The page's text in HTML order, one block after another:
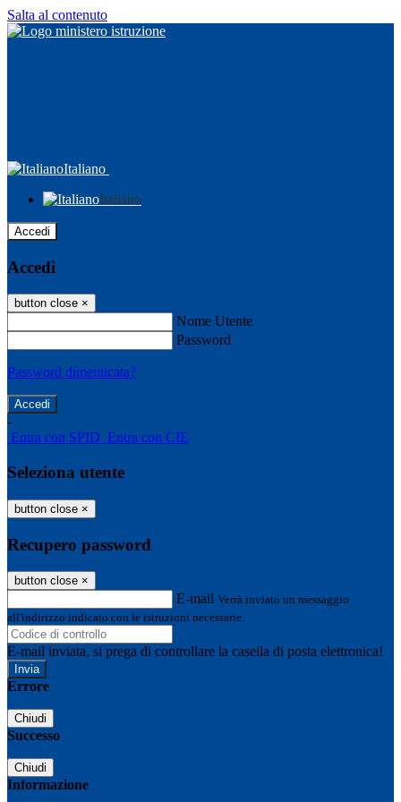
Salta al contenuto
Italiano
Italiano
Accedi
Accedi
button close ×
Nome Utente
Password
Password dimenticata?
-
Entra con SPID Entra con CIE
Seleziona utente
button close ×
Recupero password
button close ×
E-mail Verrà inviato un messaggio
all'indirizzo indicato con le istruzioni necessarie.
E-mail inviata, si prega di controllare la casella di posta elettronica!
Errore
Chiudi
Successo
Chiudi
Informazione